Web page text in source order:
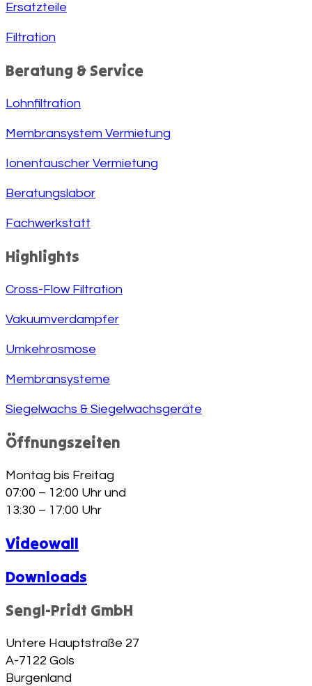
Ersatzteile
Filtration
Beratung & Service
Lohnfiltration
Membransystem Vermietung
Ionentauscher Vermietung
Beratungslabor
Fachwerkstatt
Highlights
Cross-Flow Filtration
Vakuumverdampfer
Umkehrosmose
Membransysteme
Siegelwachs & Siegelwachsgeräte
Öffnungszeiten
Montag bis Freitag
07:00 – 12:00 Uhr und
13:30 – 17:00 Uhr
Videowall
Downloads
Sengl-Pridt GmbH
Untere Hauptstraße 27
A-7122 Gols
Burgenland